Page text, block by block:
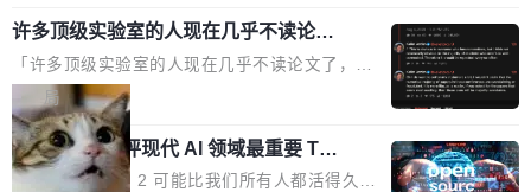
意思。比如我在一个后台管理系统里，需要填50
个表单字段，每个字段还有联动逻辑；比如我
想...
实时LCD监控屏，可充分满足当下高阶PC主机
的严苛使用需求。 澎湃功率，紧凑机身 钛金雕1
600PG5 AI TOP具备强悍输出功率，同时实现
机身尺寸大幅精简。整机长度仅16厘米，属于同
功率段机身尺寸十分紧凑的1600W电源产品。小
巧机身有效提升市面主流标准A...
复合增长率达5.44%,预计2032年将突破120亿美
元。数字广告与公共关系相关服务市场更是从20
25年的8463亿美元扩张至2026年的8763亿美
元。数字的背后是一个清晰的事实——品牌对专
业化营销服务的需求从未如此迫切。 但市场扩容
的同时,服务商的竞争逻辑正在改变。2026年Top
许多顶级实验室的人现在几乎不读论文
了
「许多顶级实验室的人现在几乎不读论文了，而
且他们认为 ICLR/ICML/NeurIPS 充斥着大量过
度宣传和欺诈。」 OpenAI 研究员 Keller Jorda
n 这条推文引发了广泛讨论。他不是在说风凉
话，他是说出了一个圈内人尽皆知但很少公开捅
局
xAI 前工程师评现代 AI 领域最重要 Top
3 开源项目
Flash Attention 2 可能比我们所有人都活得久。